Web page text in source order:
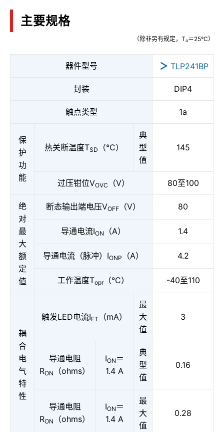
主要规格
（除非另有规定，Ta＝25°C）
器件型号 TLP241BP
封装 DIP4
触点类型 1a
保
护
功
能
热关断温度TSD （°C）
典
型
值
145
过压钳位VOVC （V） 80至100
绝
对
最
大
额
定
值
断态输出端电压VOFF （V） 80
导通电流ION （A） 1.4
导通电流（脉冲）IONP （A） 4.2
工作温度Topr（°C） -40至110
耦
合
电
气
特
性
触发LED电流IFT （mA）
最
大
值
3
导通电阻
RON （ohms）
ION ＝
1.4 A
典
型
值
0.16
导通电阻
RON （ohms）
ION ＝
1.4 A
最
大
值
0.28